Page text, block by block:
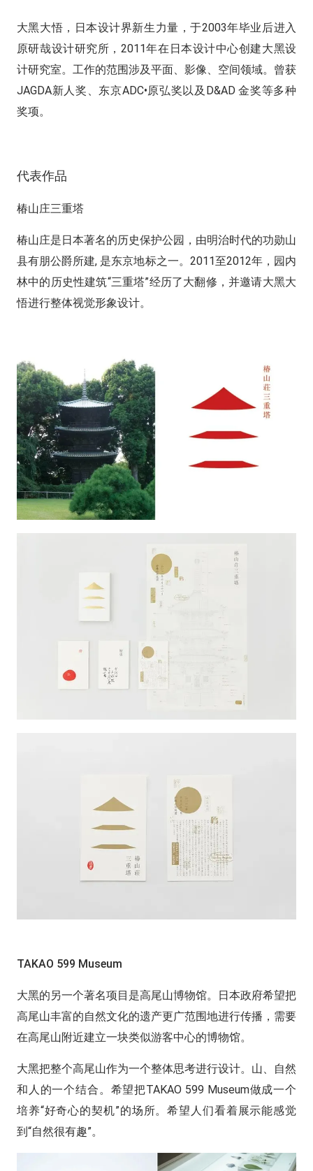
大黑大悟，日本设计界新生力量，于2003年毕业后进入
原研哉设计研究所，2011年在日本设计中心创建大黑设
计研究室。工作的范围涉及平面、影像、空间领域。曾获
JAGDA新人奖、东京ADC•原弘奖以及D&AD 金奖等多种
奖项。
代表作品
椿山庄三重塔
椿山庄是日本著名的历史保护公园，由明治时代的功勋山
县有朋公爵所建, 是东京地标之一。2011至2012年，园内
林中的历史性建筑“三重塔”经历了大翻修，并邀请大黑大
悟进行整体视觉形象设计。
TAKAO 599 Museum
大黑的另一个著名项目是高尾山博物馆。日本政府希望把
高尾山丰富的自然文化的遗产更广范围地进行传播，需要
在高尾山附近建立一块类似游客中心的博物馆。
大黑把整个高尾山作为一个整体思考进行设计。山、自然
和人的一个结合。希望把TAKAO 599 Museum做成一个
培养“好奇心的契机”的场所。希望人们看着展示能感觉
到“自然很有趣”。